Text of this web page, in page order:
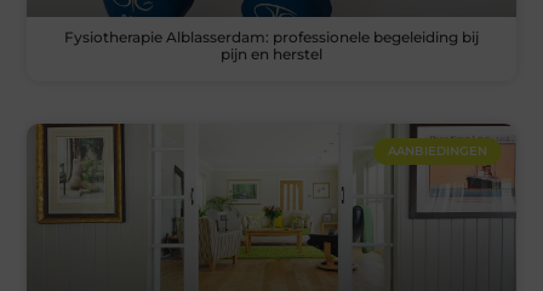
Fysiotherapie Alblasserdam: professionele begeleiding bij
pijn en herstel
AANBIEDINGEN